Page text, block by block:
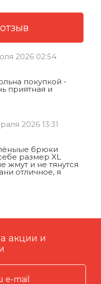
2026 02:54
покупкой -
приятная и
2026 13:31
брюки
размер XL
жмут и не тянутся
отличное, я
акции и